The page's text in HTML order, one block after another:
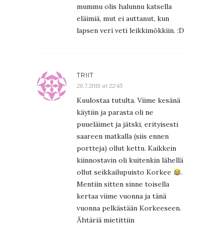
mummu olis halunnu katsella
eläimiä, mut ei auttanut, kun
lapsen veri veti leikkimökkiin. :D
TRIIT
26.7.2018 at 22:45
Kuulostaa tutulta. Viime kesänä
käytiin ja parasta oli ne
puueläimet ja jätski, erityisesti
saareen matkalla (siis ennen
portteja) ollut kettu. Kaikkein
kiinnostavin oli kuitenkin lähellä
ollut seikkailupuisto Korkee
.
Mentiin sitten sinne toisella
kertaa viime vuonna ja tänä
vuonna pelkästään Korkeeseen.
Ähtäriä mietittiin